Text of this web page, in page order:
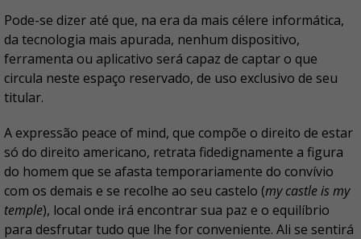
Pode-se dizer até que, na era da mais célere informática,
da tecnologia mais apurada, nenhum dispositivo,
ferramenta ou aplicativo será capaz de captar o que
circula neste espaço reservado, de uso exclusivo de seu
titular.
A expressão peace of mind, que compõe o direito de estar
só do direito americano, retrata fidedignamente a figura
do homem que se afasta temporariamente do convívio
com os demais e se recolhe ao seu castelo (my castle is my
temple), local onde irá encontrar sua paz e o equilíbrio
para desfrutar tudo que lhe for conveniente. Ali se sentirá